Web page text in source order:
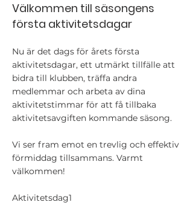
Välkommen till säsongens
första aktivitetsdagar
Nu är det dags för årets första
aktivitetsdagar, ett utmärkt tillfälle att
bidra till klubben, träffa andra
medlemmar och arbeta av dina
aktivitetstimmar för att få tillbaka
aktivitetsavgiften kommande säsong.
Vi ser fram emot en trevlig och effektiv
förmiddag tillsammans. Varmt
välkommen!
Aktivitetsdag1